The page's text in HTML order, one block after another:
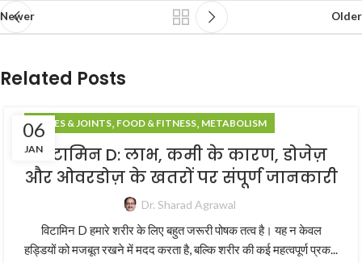
Newer Older
Related Posts
06
JAN
BONES & JOINTS, FOOD & FITNESS, METABOLISM
विटामिन D: लाभ, कमी के कारण, डोजेज़
और ओवरडोज़ के खतरों पर संपूर्ण जानकारी
Dr. Sharad Agrawal
विटामिन D हमारे शरीर के लिए बहुत जरूरी पोषक तत्व है। यह न केवल
हड्डियों को मजबूत रखने में मदद करता है, बल्कि शरीर की कई महत्वपूर्ण प्रक...